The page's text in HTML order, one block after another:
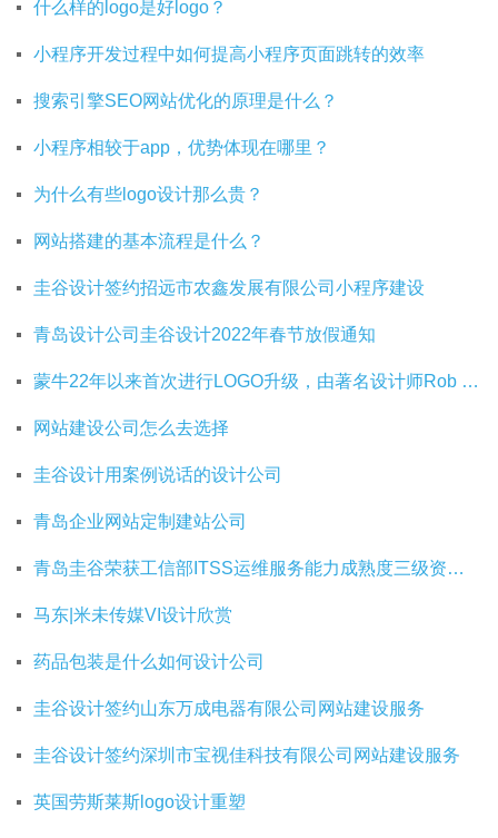
什么样的logo是好logo？
小程序开发过程中如何提高小程序页面跳转的效率
搜索引擎SEO网站优化的原理是什么？
小程序相较于app，优势体现在哪里？
为什么有些logo设计那么贵？
网站搭建的基本流程是什么？
圭谷设计签约招远市农鑫发展有限公司小程序建设
青岛设计公司圭谷设计2022年春节放假通知
蒙牛22年以来首次进行LOGO升级，由著名设计师Rob Janoff操刀
网站建设公司怎么去选择
圭谷设计用案例说话的设计公司
青岛企业网站定制建站公司
青岛圭谷荣获工信部ITSS运维服务能力成熟度三级资质证书
马东|米未传媒VI设计欣赏
药品包装是什么如何设计公司
圭谷设计签约山东万成电器有限公司网站建设服务
圭谷设计签约深圳市宝视佳科技有限公司网站建设服务
英国劳斯莱斯logo设计重塑